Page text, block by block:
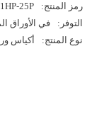
رمز المنتج:
25P
التوفر:
في الأوراق
نوع المنتج:
أكياس